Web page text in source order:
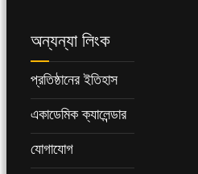
অন্যন্যা লিংক
প্রতিষ্ঠানের ইতিহাস
একাডেমিক ক্যালেন্ডার
যোগাযোগ